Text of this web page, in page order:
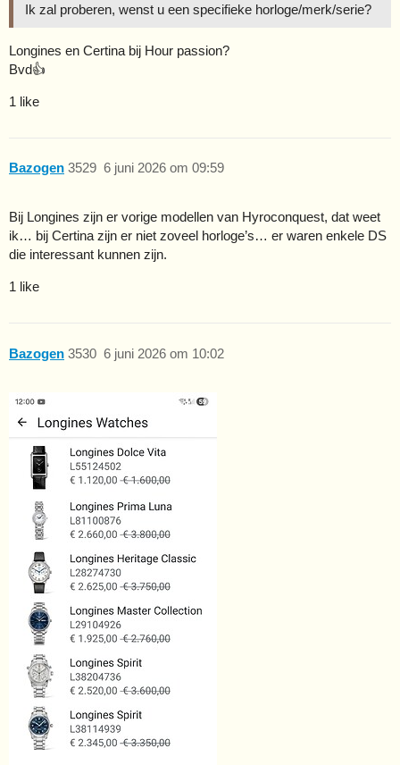
Ik zal proberen, wenst u een specifieke horloge/merk/serie?
Longines en Certina bij Hour passion?
Bvd👍
1 like
Bazogen 6 juni 2026 om 09:59
3529
Bij Longines zijn er vorige modellen van Hyroconquest, dat weet
ik… bij Certina zijn er niet zoveel horloge’s… er waren enkele DS
die interessant kunnen zijn.
1 like
Bazogen 6 juni 2026 om 10:02
3530